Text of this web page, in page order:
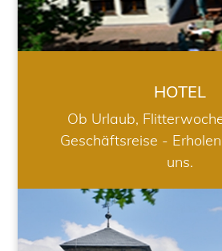
HOTEL
Ob Urlaub,
Geschäftsreise -
uns.